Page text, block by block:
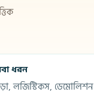
ধরন
লজিস্টিকস, ডেমোলিশন